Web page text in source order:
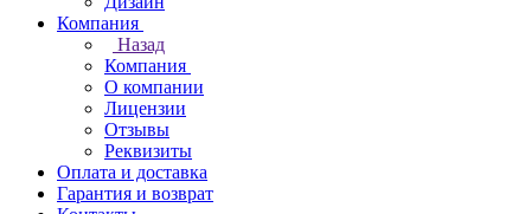
Компания
Назад
Компания
О компании
Лицензии
Отзывы
Реквизиты
Оплата и доставка
Гарантия и возврат